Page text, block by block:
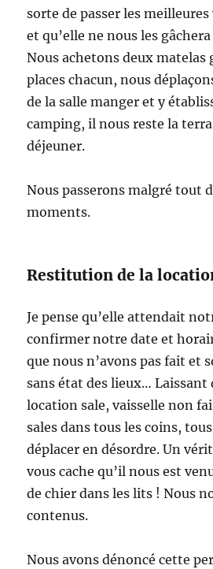
sorte de passer les meilleures
et qu’elle ne nous les gâchera
Nous achetons deux matelas
places chacun, nous
de la salle manger et y
camping, il nous reste la
déjeuner.
Nous passerons malgré tout
moments.
Restitution de la
Je pense qu’elle attendait
confirmer notre date et
que nous n’avons pas fait et
sans état des lieux… Laissant
location sale, vaisselle non
sales dans tous les coins,
déplacer en désordre. Un
vous cache qu’il nous est
de chier dans les lits ! Nous
contenus.
Nous avons dénoncé cette